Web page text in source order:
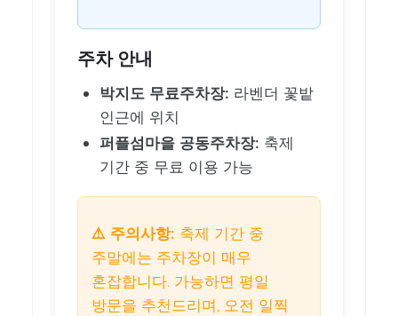
주차 안내
박지도 무료주차장: 라벤더 꽃밭
인근에 위치
퍼플섬마을 공동주차장: 축제
기간 중 무료 이용 가능
⚠️ 주의사항: 축제 기간 중
주말에는 주차장이 매우
혼잡합니다. 가능하면 평일
방문을 추천드리며, 오전 일찍